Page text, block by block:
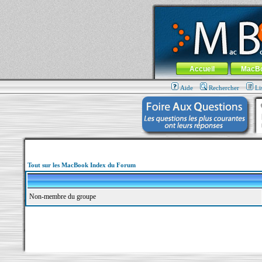
MacBook-fr.com : 100% Apple... 100%
Aller au contenu-Aller au menu
Menu général
Accueil
Aide Rechercher
Tout sur les MacBook Index du Forum
Non-membre du groupe